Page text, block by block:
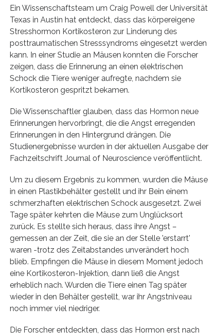
Ein Wissenschaftsteam um Craig Powell der Universität
Texas in Austin hat entdeckt, dass das körpereigene
Stresshormon Kortikosteron zur Linderung des
posttraumatischen Stresssyndroms eingesetzt werden
kann. In einer Studie an Mäusen konnten die Forscher
zeigen, dass die Erinnerung an einen elektrischen
Schock die Tiere weniger aufregte, nachdem sie
Kortikosteron gespritzt bekamen.
Die Wissenschaftler glauben, dass das Hormon neue
Erinnerungen hervorbringt, die die Angst erregenden
Erinnerungen in den Hintergrund drängen. Die
Studienergebnisse wurden in der aktuellen Ausgabe der
Fachzeitschrift Journal of Neuroscience veröffentlicht.
Um zu diesem Ergebnis zu kommen, wurden die Mäuse
in einen Plastikbehälter gestellt und ihr Bein einem
schmerzhaften elektrischen Schock ausgesetzt. Zwei
Tage später kehrten die Mäuse zum Unglücksort
zurück. Es stellte sich heraus, dass ihre Angst –
gemessen an der Zeit, die sie an der Stelle 'erstarrt'
waren -trotz des Zeitabstandes unverändert hoch
blieb. Empfingen die Mäuse in diesem Moment jedoch
eine Kortikosteron-Injektion, dann ließ die Angst
erheblich nach. Wurden die Tiere einen Tag später
wieder in den Behälter gestellt, war ihr Angstniveau
noch immer viel niedriger.
Die Forscher entdeckten, dass das Hormon erst nach